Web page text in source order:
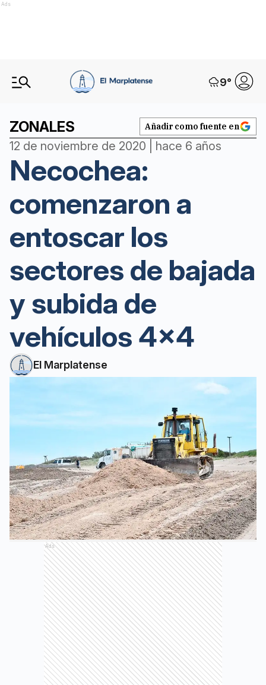
Ads
9°
ZONALES Añadir como fuente en
12 de noviembre de 2020 | hace 6 años
Necochea:
comenzaron a
entoscar los
sectores de bajada
y subida de
vehículos 4×4
El Marplatense
Ads